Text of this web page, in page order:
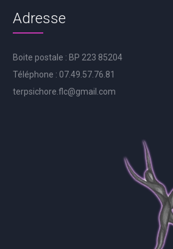
Adresse
Boite postale : BP 223 85204
Téléphone : 07.49.57.76.81
terpsichore.flc@gmail.com